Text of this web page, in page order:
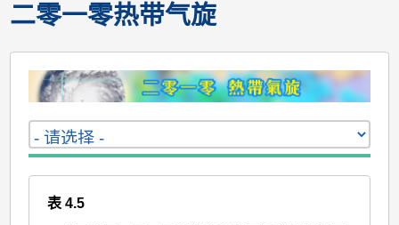
二零一零热带气旋
表 4.5